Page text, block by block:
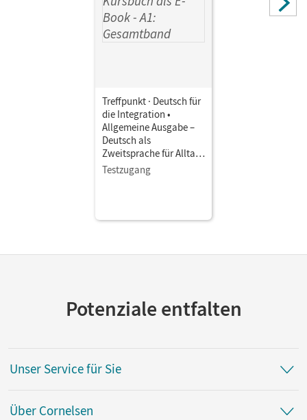
Treffpunkt · Deutsch für
die Integration •
Allgemeine Ausgabe –
Deutsch als
Zweitsprache für Alltag
und Beruf · A1:
Gesamtband • Kursbuch
Testzugang
Potenziale entfalten
Unser Service für Sie
Über Cornelsen